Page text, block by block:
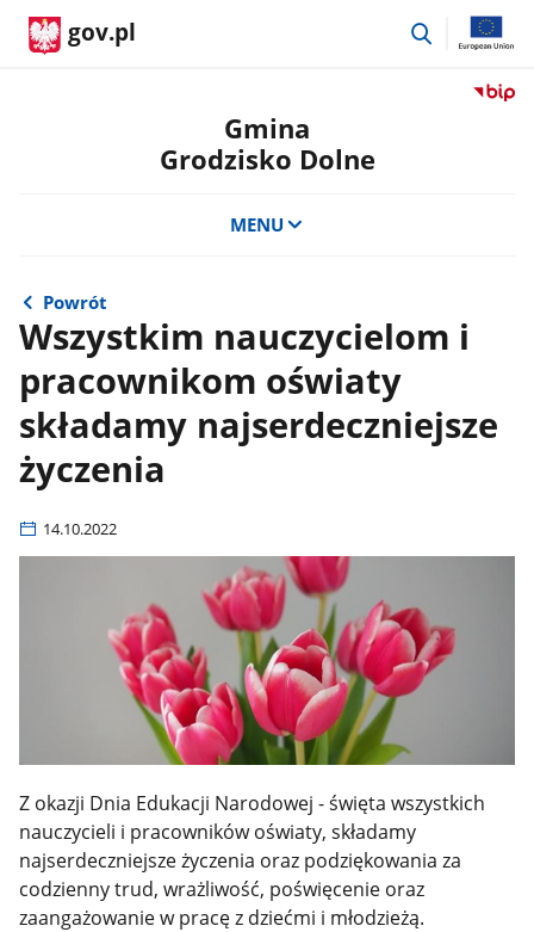
gov.pl
przejdź
Przejdź
Gmina
Grodzisko Dolne
MENU
Powrót
Wszystkim nauczycielom i
pracownikom oświaty
składamy najserdeczniejsze
życzenia
14.10.2022
Z okazji Dnia Edukacji Narodowej - święta wszystkich
nauczycieli i pracowników oświaty, składamy
najserdeczniejsze życzenia oraz podziękowania za
codzienny trud, wrażliwość, poświęcenie oraz
zaangażowanie w pracę z dziećmi i młodzieżą.